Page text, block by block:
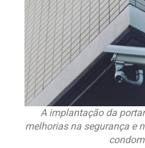
A implantação da
melhorias na segurança e